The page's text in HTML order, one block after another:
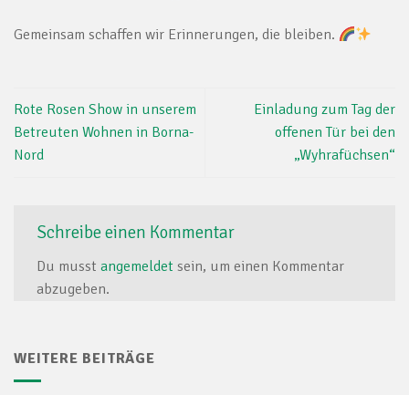
Gemeinsam schaffen wir Erinnerungen, die bleiben.
Rote Rosen Show in unserem
Betreuten Wohnen in Borna-
Nord
Einladung zum Tag der
offenen Tür bei den
„Wyhrafüchsen“
Schreibe einen Kommentar
Du musst angemeldet sein, um einen Kommentar
abzugeben.
WEITERE BEITRÄGE